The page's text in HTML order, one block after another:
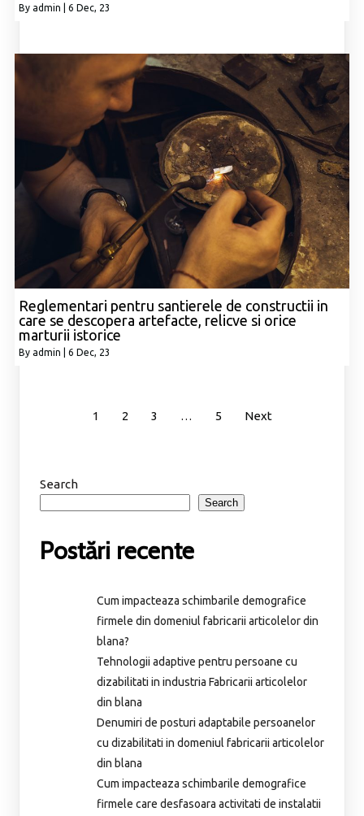
By admin 6 Dec, 23
Reglementari pentru santierele de constructii in
care se descopera artefacte, relicve si orice
marturii istorice
By admin 6 Dec, 23
1 2 3 … 5 Next
Search
Search
Postări recente
Cum impacteaza schimbarile demografice
firmele din domeniul fabricarii articolelor din
blana?
Tehnologii adaptive pentru persoane cu
dizabilitati in industria Fabricarii articolelor
din blana
Denumiri de posturi adaptabile persoanelor
cu dizabilitati in domeniul fabricarii articolelor
din blana
Cum impacteaza schimbarile demografice
firmele care desfasoara activitati de instalatii